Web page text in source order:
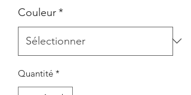
Couleur*
Quantité *